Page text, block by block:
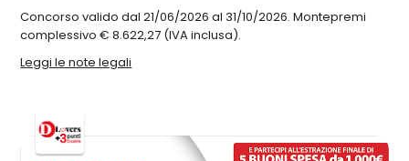
Concorso valido dal 21/06/2026 al 31/10/2026. Montepremi
complessivo € 8.622,27 (IVA inclusa).
Leggi le note legali